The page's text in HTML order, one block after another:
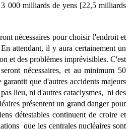
000 milliards de yens [22,5 milliards
nécessaires pour choisir l'endroit et
attendant, il y aura certainement un
et des problèmes imprévisibles. C'est
nécessaires, et au minimum 50
que d'autres accidents majeurs
lieu, ni d'autres cataclysmes, ni des
présentent un grand danger pour
détestables continuent de croire et
que les centrales nucléaires sont